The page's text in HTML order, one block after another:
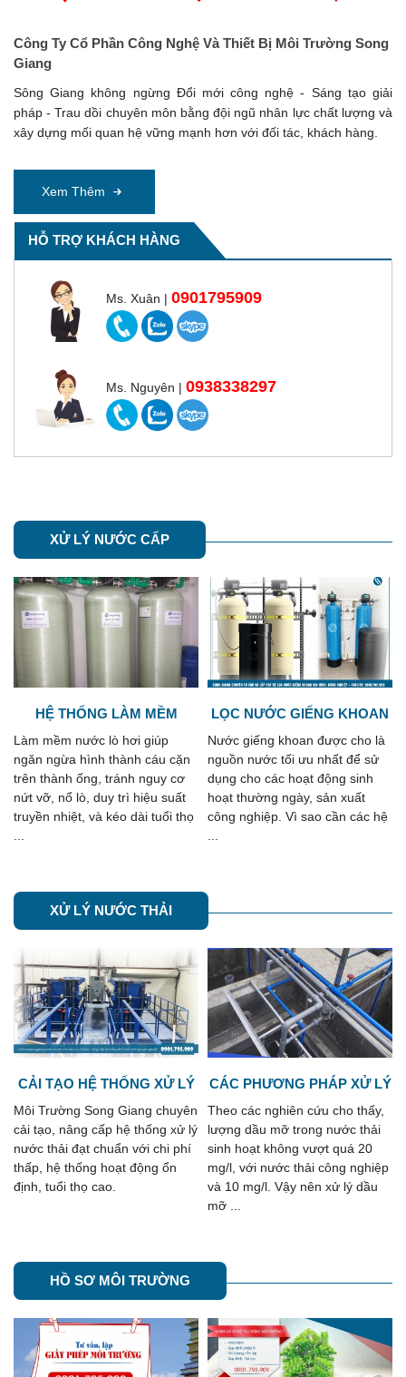
Công Ty Cổ Phần Công Nghệ Và Thiết Bị Môi Trường Song
Giang
Sông Giang không ngừng Đổi mới công nghệ - Sáng tạo giải
pháp - Trau dồi chuyên môn bằng đội ngũ nhân lực chất lượng và
xây dựng mối quan hệ vững mạnh hơn với đối tác, khách hàng.
Xem Thêm
HỖ TRỢ KHÁCH HÀNG
Ms. Xuân | 0901795909
Ms. Nguyên | 0938338297
XỬ LÝ NƯỚC CẤP
LỌC NƯỚC GIẾNG KHOAN
Nước giếng khoan được cho là
nguồn nước tối ưu nhất để sử
dụng cho các hoạt động sinh
hoạt thường ngày, sản xuất
công nghiệp. Vì sao cần các hệ
HỆ THỐNG RO
Song Giang chuyên tư vấn, lắp
đặt các hệ thống RO gia đình -
công nghiệp với các công suất
khác nhau phù hợp với nhu cầu
sử dụng. Cam kết chất lượng
XỬ LÝ NƯỚC THẢI
CÁC PHƯƠNG PHÁP XỬ LÝ
DẦU MỠ TRONG NƯỚC
THẢI
Theo các nghiên cứu cho thấy,
lượng dầu mỡ trong nước thải
sinh hoạt không vượt quá 20
mg/l, với nước thải công nghiệp
và 10 mg/l. Vậy nên xử lý dầu
THIẾT KẾ HỆ THỐNG XỬ LÝ
NƯỚC THẢI CHUNG CƯ
Công ty môi trường Song Giang
nhận tư vấn và thiết kế hệ
thống xử lý nước thải chung cư
trọn gói đảm bảo đạt mọi yêu
cầu của các chủ đầu tư, cũng ...
HỒ SƠ MÔI TRƯỜNG